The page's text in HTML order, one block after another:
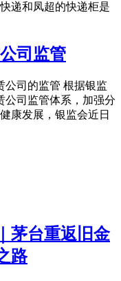
递和凤超的快递柜是
司监管
公司的监管 根据银监
公司监管体系，加强分
康发展，银监会近日
茅台重返旧金
路